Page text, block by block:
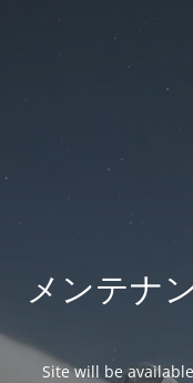
メンテナ
Site will be